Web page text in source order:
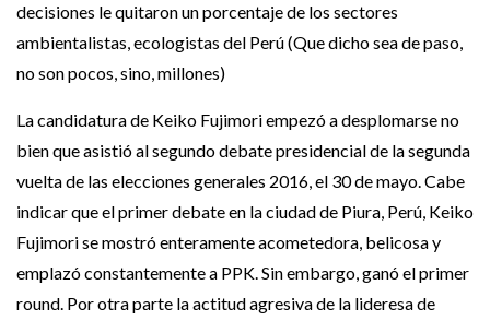
decisiones le quitaron un porcentaje de los sectores
ambientalistas, ecologistas del Perú (Que dicho sea de paso,
no son pocos, sino, millones)
La candidatura de Keiko Fujimori empezó a desplomarse no
bien que asistió al segundo debate presidencial de la segunda
vuelta de las elecciones generales 2016, el 30 de mayo. Cabe
indicar que el primer debate en la ciudad de Piura, Perú, Keiko
Fujimori se mostró enteramente acometedora, belicosa y
emplazó constantemente a PPK. Sin embargo, ganó el primer
round. Por otra parte la actitud agresiva de la lideresa de